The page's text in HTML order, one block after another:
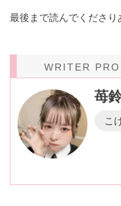
最後まで読んでくださ
WRITER
苺
こ